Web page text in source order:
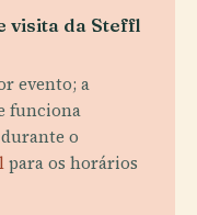
visita da Steffl
evento; a
funciona
o
para os horários